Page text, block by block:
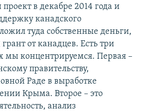
в декабре 2014 года и
канадского
туда собственные деньги,
от канадцев. Есть три
мы концентрируемся. Первая –
правительству,
Раде в выработке
Крыма. Второе – это
анализ